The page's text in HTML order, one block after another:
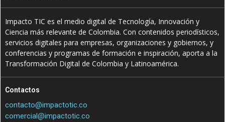
Impacto TIC es el medio digital de Tecnología, Innovación y
Ciencia más relevante de Colombia. Con contenidos periodísticos,
servicios digitales para empresas, organizaciones y gobiernos, y
conferencias y programas de formación e inspiración, aporta a la
Transformación Digital de Colombia y Latinoamérica.
Contactos
contacto@impactotic.co
comercial@impactotic.co